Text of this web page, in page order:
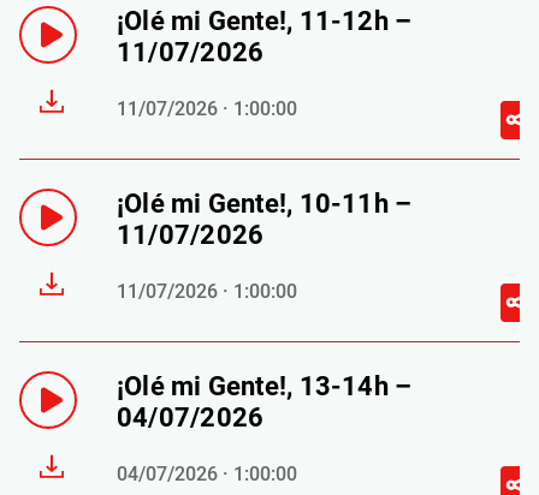
¡Olé mi Gente!, 11-12h –
11/07/2026
11/07/2026 · 1:00:00
¡Olé mi Gente!, 10-11h –
11/07/2026
11/07/2026 · 1:00:00
¡Olé mi Gente!, 13-14h –
04/07/2026
04/07/2026 · 1:00:00